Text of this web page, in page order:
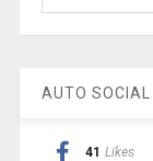
AUTO SOCIAL
41 Likes